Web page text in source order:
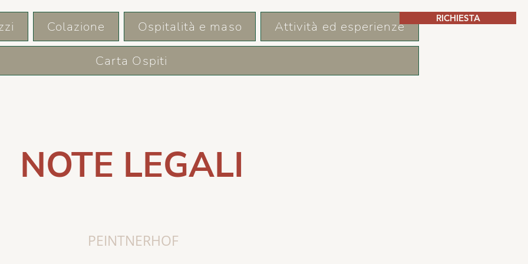
RICHIESTA
Colazione Ospitalità e maso Attività ed esperienze
Carta Ospiti
NOTE LEGALI
PEINTNERHOF